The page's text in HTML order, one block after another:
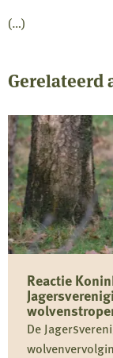
(…)
Gerelateerd
Reactie
De